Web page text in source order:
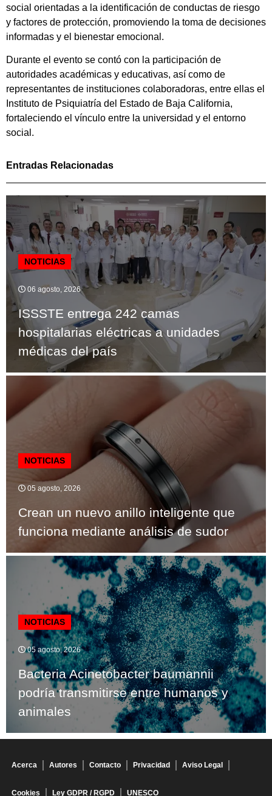
social orientadas a la identificación de conductas de riesgo
y factores de protección, promoviendo la toma de decisiones
informadas y el bienestar emocional.
Durante el evento se contó con la participación de
autoridades académicas y educativas, así como de
representantes de instituciones colaboradoras, entre ellas el
Instituto de Psiquiatría del Estado de Baja California,
fortaleciendo el vínculo entre la universidad y el entorno
social.
Entradas Relacionadas
NOTICIAS
06 agosto, 2026
ISSSTE entrega 242 camas
hospitalarias eléctricas a unidades
médicas del país
NOTICIAS
05 agosto, 2026
Crean un nuevo anillo inteligente que
funciona mediante análisis de sudor
NOTICIAS
05 agosto, 2026
Bacteria Acinetobacter baumannii
podría transmitirse entre humanos y
animales
Acerca Autores Contacto Privacidad Aviso Legal
Cookies Ley GDPR / RGPD UNESCO